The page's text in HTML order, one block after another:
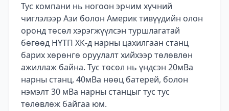
Тус компани нь ногоон эрчим хүчний
чиглэлээр Ази болон Америк тивүүдийн олон
оронд төсөл хэрэгжүүлсэн туршлагатай
бөгөөд НҮТП ХК-д нарны цахилгаан станц
барих хөрөнгө оруулалт хийхээр төлөвлөн
ажиллаж байна. Тус төсөл нь үндсэн 20мВа
нарны станц, 40мВа нөөц батерей, болон
нэмэлт 30 мВа нарны станцыг тус тус
төлөвлөж байгаа юм.